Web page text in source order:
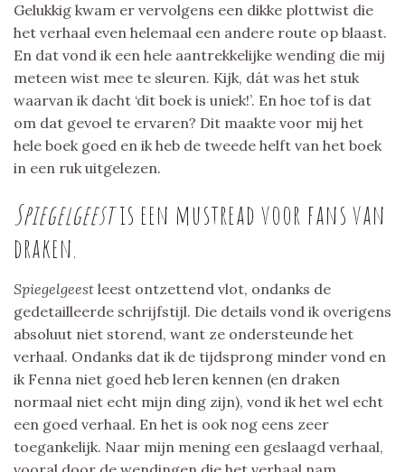
Gelukkig kwam er vervolgens een dikke plottwist die
het verhaal even helemaal een andere route op blaast.
En dat vond ik een hele aantrekkelijke wending die mij
meteen wist mee te sleuren. Kijk, dát was het stuk
waarvan ik dacht ‘dit boek is uniek!’. En hoe tof is dat
om dat gevoel te ervaren? Dit maakte voor mij het
hele boek goed en ik heb de tweede helft van het boek
in een ruk uitgelezen.
Spiegelgeestis een mustread voor fans van
draken.
Spiegelgeest leest ontzettend vlot, ondanks de
gedetailleerde schrijfstijl. Die details vond ik overigens
absoluut niet storend, want ze ondersteunde het
verhaal. Ondanks dat ik de tijdsprong minder vond en
ik Fenna niet goed heb leren kennen (en draken
normaal niet echt mijn ding zijn), vond ik het wel echt
een goed verhaal. En het is ook nog eens zeer
toegankelijk. Naar mijn mening een geslaagd verhaal,